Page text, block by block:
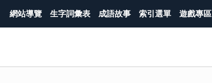
網站導覽 生字詞彙表 成語故事 索引選單 遊戲專區